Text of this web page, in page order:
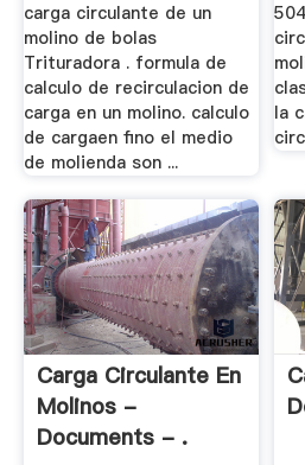
carga circulante de un
molino de bolas
Trituradora . formula de
calculo de recirculacion de
carga en un molino. calculo
de cargaen fino el medio
de molienda son ...
la
Carga Circulante En
Molinos -
Documents - .